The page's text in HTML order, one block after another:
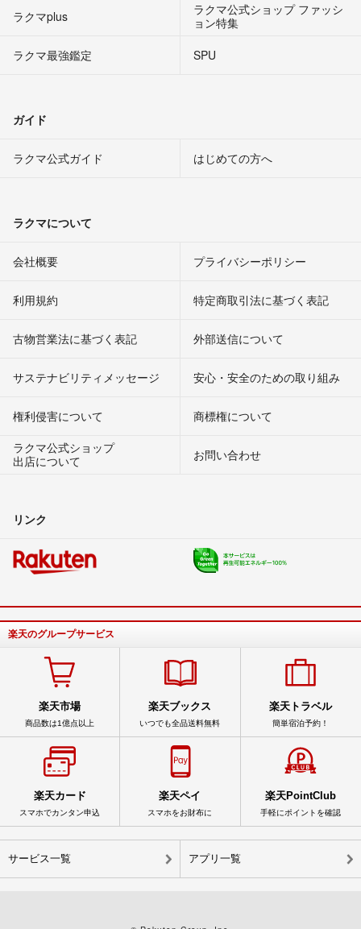
ラクマplus
ラクマ公式ショップ ファッシ
ョン特集
ラクマ最強鑑定
SPU
ガイド
ラクマ公式ガイド はじめての方へ
ラクマについて
会社概要 プライバシーポリシー
利用規約 特定商取引法に基づく表記
古物営業法に基づく表記 外部送信について
サステナビリティメッセージ 安心・安全のための取り組み
権利侵害について
商標権について
ラクマ公式ショップ
出店について
お問い合わせ
リンク
楽天のグループサービス
楽天市場
商品数は1億点以上
楽天ブックス
いつでも全品送料無料
楽天トラベル
簡単宿泊予約！
楽天カード
スマホでカンタン申込
楽天ペイ
スマホをお財布に
楽天PointClub
手軽にポイントを確認
サービス一覧 アプリ一覧